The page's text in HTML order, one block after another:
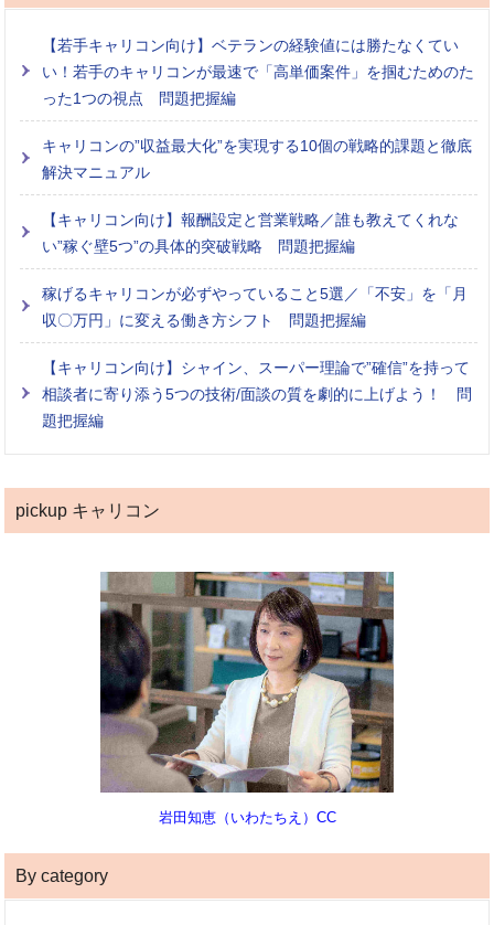
【若手キャリコン向け】ベテランの経験値には勝たなくてい
い！若手のキャリコンが最速で「高単価案件」を掴むためのた
った1つの視点 問題把握編
キャリコンの”収益最大化”を実現する10個の戦略的課題と徹底
解決マニュアル
【キャリコン向け】報酬設定と営業戦略／誰も教えてくれな
い”稼ぐ壁5つ”の具体的突破戦略 問題把握編
稼げるキャリコンが必ずやっていること5選／「不安」を「月
収〇万円」に変える働き方シフト 問題把握編
【キャリコン向け】シャイン、スーパー理論で”確信”を持って
相談者に寄り添う5つの技術/面談の質を劇的に上げよう！ 問
題把握編
pickup キャリコン
岩田知恵（いわたちえ）CC
By category